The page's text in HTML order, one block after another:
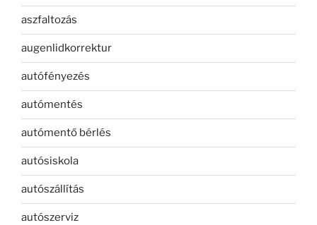
aszfaltozás
augenlidkorrektur
autófényezés
autómentés
autómentő bérlés
autósiskola
autószállítás
autószerviz